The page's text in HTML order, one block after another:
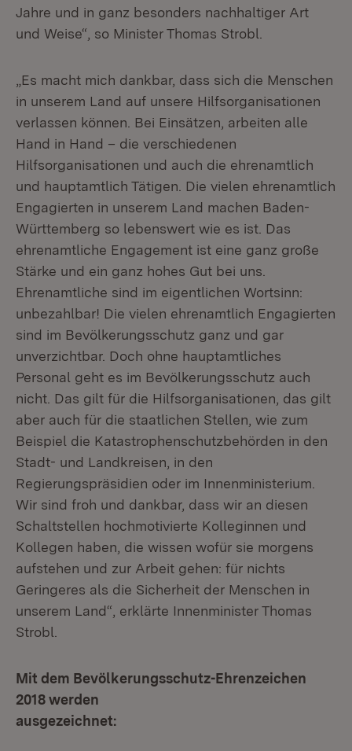
Jahre und in ganz besonders nachhaltiger Art
und Weise“, so Minister Thomas Strobl.
„Es macht mich dankbar, dass sich die Menschen
in unserem Land auf unsere Hilfsorganisationen
verlassen können. Bei Einsätzen, arbeiten alle
Hand in Hand – die verschiedenen
Hilfsorganisationen und auch die ehrenamtlich
und hauptamtlich Tätigen. Die vielen ehrenamtlich
Engagierten in unserem Land machen Baden-
Württemberg so lebenswert wie es ist. Das
ehrenamtliche Engagement ist eine ganz große
Stärke und ein ganz hohes Gut bei uns.
Ehrenamtliche sind im eigentlichen Wortsinn:
unbezahlbar! Die vielen ehrenamtlich Engagierten
sind im Bevölkerungsschutz ganz und gar
unverzichtbar. Doch ohne hauptamtliches
Personal geht es im Bevölkerungsschutz auch
nicht. Das gilt für die Hilfsorganisationen, das gilt
aber auch für die staatlichen Stellen, wie zum
Beispiel die Katastrophenschutzbehörden in den
Stadt- und Landkreisen, in den
Regierungspräsidien oder im Innenministerium.
Wir sind froh und dankbar, dass wir an diesen
Schaltstellen hochmotivierte Kolleginnen und
Kollegen haben, die wissen wofür sie morgens
aufstehen und zur Arbeit gehen: für nichts
Geringeres als die Sicherheit der Menschen in
unserem Land“, erklärte Innenminister Thomas
Strobl.
Mit dem Bevölkerungsschutz-Ehrenzeichen
2018 werden
ausgezeichnet: